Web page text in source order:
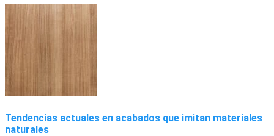
Tendencias actuales en acabados que imitan materiales
naturales